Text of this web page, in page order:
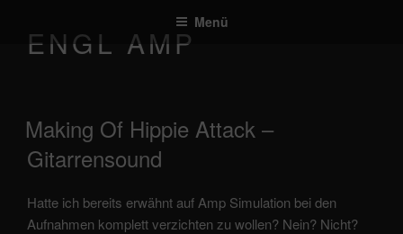
Inhalt
springen
Menü
ENGL AMP
veröffentlicht
am
Making Of Hippie Attack –
Gitarrensound
Hatte ich bereits erwähnt auf Amp Simulation bei den
Aufnahmen komplett verzichten zu wollen? Nein? Nicht?